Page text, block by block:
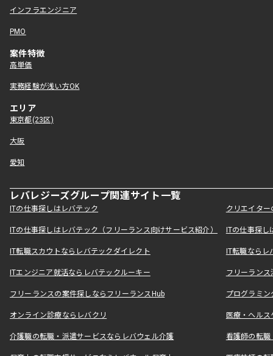
インフラエンジニア
PMO
案件特徴
高単価
実務経験が浅い方OK
エリア
東京都(23区)
大阪
愛知
レバレジーズグループ関連サイト一覧
ITの仕事探しはレバテック クリエイタ
ITの仕事探しはレバテック（フリーランス向けサービス紹介） ITの仕事探
IT転職スカウトならレバテックダイレクト IT転職なら
ITエンジニア就活ならレバテックルーキー フリーラン
フリーランスの案件探しならフリーランスHub プログラミ
オンライン診療ならレバクリ 医療・ヘル
介護職の転職・派遣サービスならレバウェル介護 看護師の転